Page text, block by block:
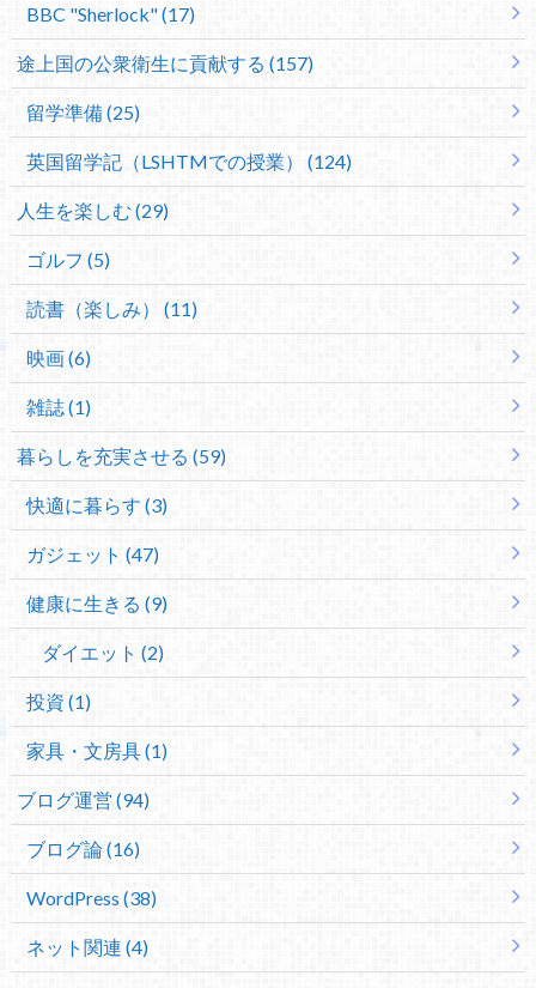
BBC "Sherlock" (17)
途上国の公衆衛生に貢献する (157)
留学準備 (25)
英国留学記（LSHTMでの授業） (124)
人生を楽しむ (29)
ゴルフ (5)
読書（楽しみ） (11)
映画 (6)
雑誌 (1)
暮らしを充実させる (59)
快適に暮らす (3)
ガジェット (47)
健康に生きる (9)
ダイエット (2)
投資 (1)
家具・文房具 (1)
ブログ運営 (94)
ブログ論 (16)
WordPress (38)
ネット関連 (4)